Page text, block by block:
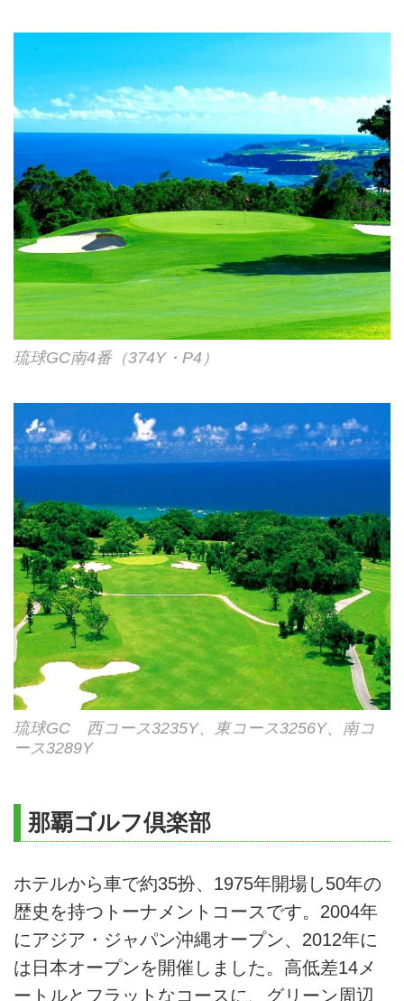
琉球GC南4番（374Y・P4）
琉球GC 西コース3235Y、東コース3256Y、南コ
ース3289Y
那覇ゴルフ倶楽部
ホテルから車で約35扮、1975年開場し50年の
歴史を持つトーナメントコースです。2004年
にアジア・ジャパン沖縄オープン、2012年に
は日本オープンを開催しました。高低差14メ
ートルとフラットなコースに、グリーン周辺